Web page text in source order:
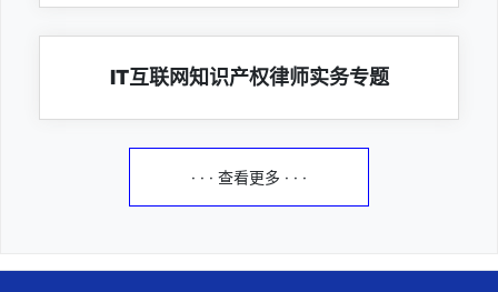
IT互联网知识产权律师实务专题
· · · 查看更多 · · ·